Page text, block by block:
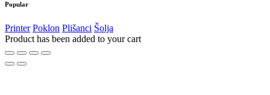
Popular
Printer Poklon Plišanci Šolja
Product has been added to your cart